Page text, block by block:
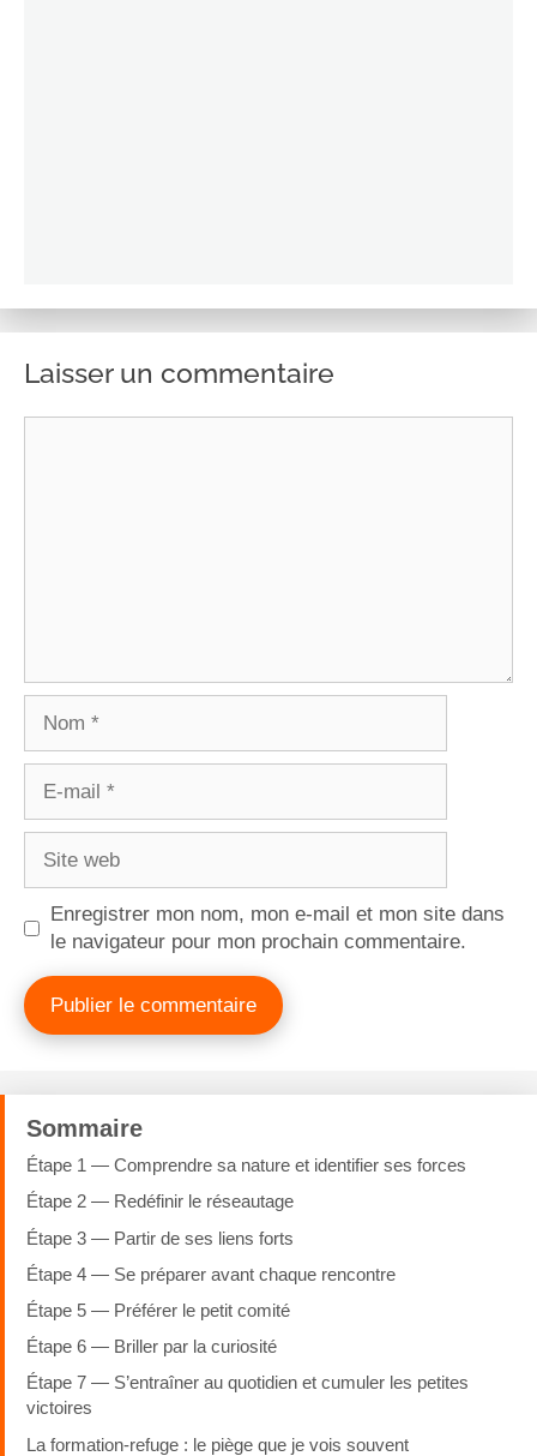
Laisser un commentaire
Enregistrer mon nom, mon e-mail et mon site dans
le navigateur pour mon prochain commentaire.
Sommaire
Étape 1 — Comprendre sa nature et identifier ses forces
Étape 2 — Redéfinir le réseautage
Étape 3 — Partir de ses liens forts
Étape 4 — Se préparer avant chaque rencontre
Étape 5 — Préférer le petit comité
Étape 6 — Briller par la curiosité
Étape 7 — S’entraîner au quotidien et cumuler les petites
victoires
La formation-refuge : le piège que je vois souvent